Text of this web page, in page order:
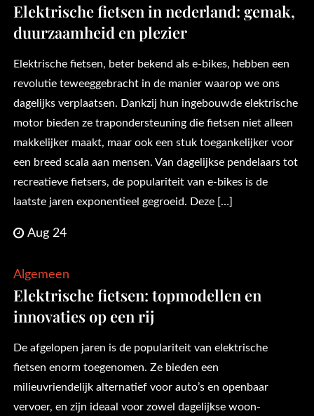
Elektrische fietsen in nederland: gemak,
duurzaamheid en plezier
Elektrische fietsen, beter bekend als e-bikes, hebben een
revolutie teweeggebracht in de manier waarop we ons
dagelijks verplaatsen. Dankzij hun ingebouwde elektrische
motor bieden ze trapondersteuning die fietsen niet alleen
makkelijker maakt, maar ook een stuk toegankelijker voor
een breed scala aan mensen. Van dagelijkse pendelaars tot
recreatieve fietsers, de populariteit van e-bikes is de
laatste jaren exponentieel gegroeid. Deze […]
Aug 24
Algemeen
Elektrische fietsen: topmodellen en
innovaties op een rij
De afgelopen jaren is de populariteit van elektrische
fietsen enorm toegenomen. Ze bieden een
milieuvriendelijk alternatief voor auto’s en openbaar
vervoer, en zijn ideaal voor zowel dagelijkse woon-